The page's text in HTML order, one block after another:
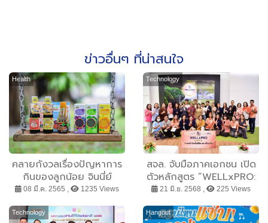
ข่าวอื่นๆ ที่น่าสนใจ
Health
คลายกังวลเรื่องปัญหาการ
กินของลูกน้อย จินนี่ย์
(JINNY) ตัวช่วยพ่อแม่ยุค
ใหม่ สารอาหารครบถ้วน ตาม
หลักโภชนาการ
08 มี.ค. 2565 , 1235 Views
Technology
สจล. จับมือภาคเอกชน เปิด
ตัวหลักสูตร ”WELLxPRO:
Touch to Heal – Learn
to Grow” มุ่งสร้างอาชีพที่
ยั่งยืนและส่งเสริมสุขภาวะที่ดี
21 มิ.ย. 2568 , 225 Views
Technology Hangout